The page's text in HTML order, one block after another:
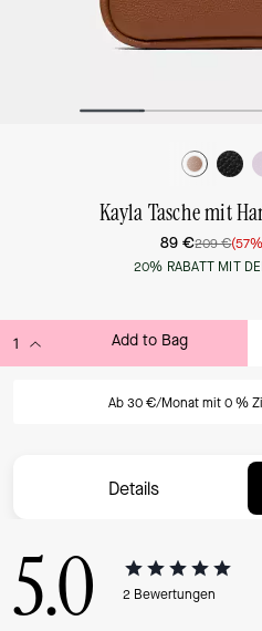
89 €209 €
20% RABATT MIT
Add to Bag
Ab 30 €/Monat mit 0 %
Details
5.0 2 Bewertungen